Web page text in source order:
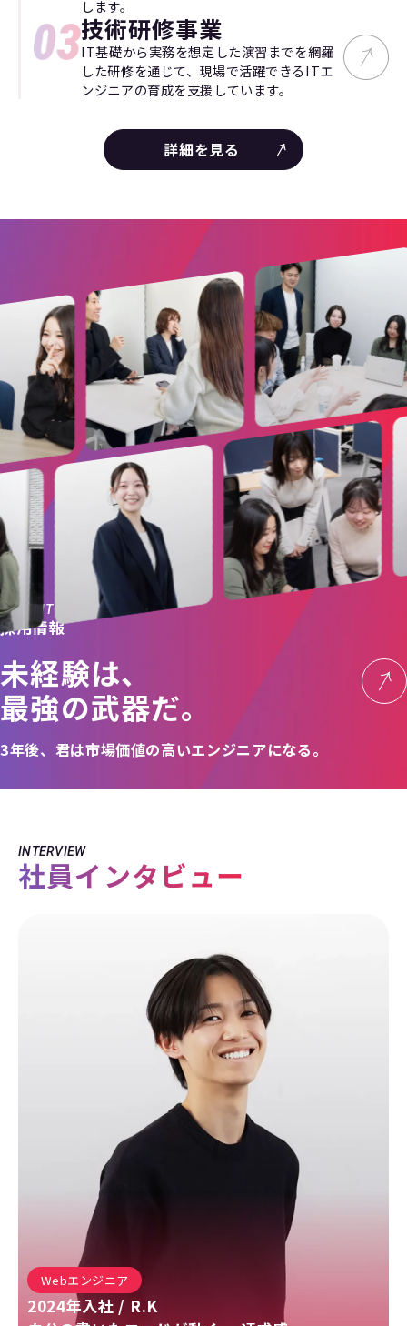
詳細を見る
します。
技術研修事業
IT基礎から実務を想定した演習までを網羅
した研修を通じて、現場で活躍できるITエ
ンジニアの育成を支援しています。
RECRUIT
採用情報
未経験は、
最強の武器だ。
3年後、君は市場価値の高いエンジニアになる。
INTERVIEW
社員インタビュー
Webエンジニア
2024年入社 / R.K